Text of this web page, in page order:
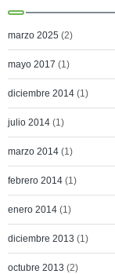
marzo 2025 (2)
mayo 2017 (1)
diciembre 2014 (1)
julio 2014 (1)
marzo 2014 (1)
febrero 2014 (1)
enero 2014 (1)
diciembre 2013 (1)
octubre 2013 (2)